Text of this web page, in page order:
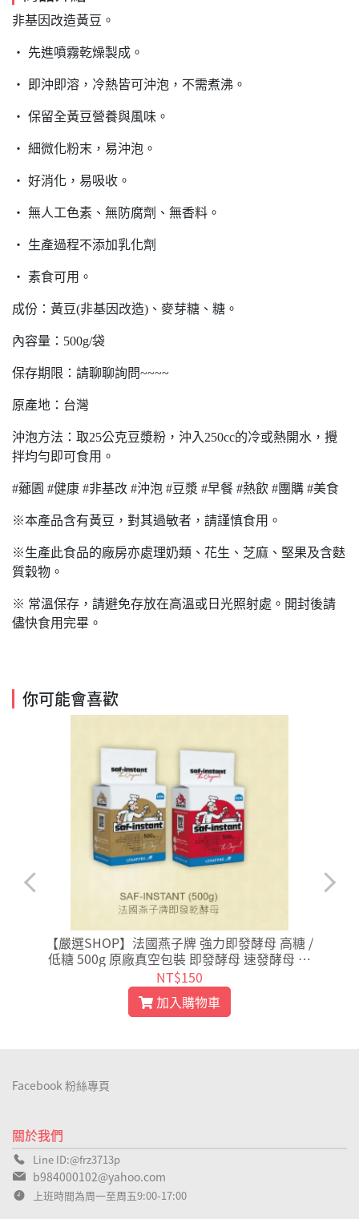
非基因改造黃豆。
‧ 先進噴霧乾燥製成。
‧ 即沖即溶，冷熱皆可沖泡，不需煮沸。
‧ 保留全黃豆營養與風味。
‧ 細微化粉末，易沖泡。
‧ 好消化，易吸收。
‧ 無人工色素、無防腐劑、無香料。
‧ 生產過程不添加乳化劑
‧ 素食可用。
成份：黃豆(非基因改造)、麥芽糖、糖。
內容量：500g/袋
保存期限：請聊聊詢問~~~~
原產地：台灣
沖泡方法：取25公克豆漿粉，沖入250cc的冷或熱開水，攪
拌均勻即可食用。
#薌園 #健康 #非基改 #沖泡 #豆漿 #早餐 #熱飲 #團購 #美食
※本產品含有黃豆，對其過敏者，請謹慎食用。
※生產此食品的廠房亦處理奶類、花生、芝麻、堅果及含麩
質穀物。
※ 常溫保存，請避免存放在高溫或日光照射處。開封後請
儘快食用完畢。
你可能會喜歡
【嚴選SHOP】法國燕子牌 強力即發酵母 高糖 /
低糖 500g 原廠真空包裝 即發酵母 速發酵母 酵
母【Z009】
NT$150
加入購物車
關於我們
Line ID:@frz3713p
b984000102@yahoo.com
上班時間為周一至周五9:00-17:00
Facebook 粉絲專頁